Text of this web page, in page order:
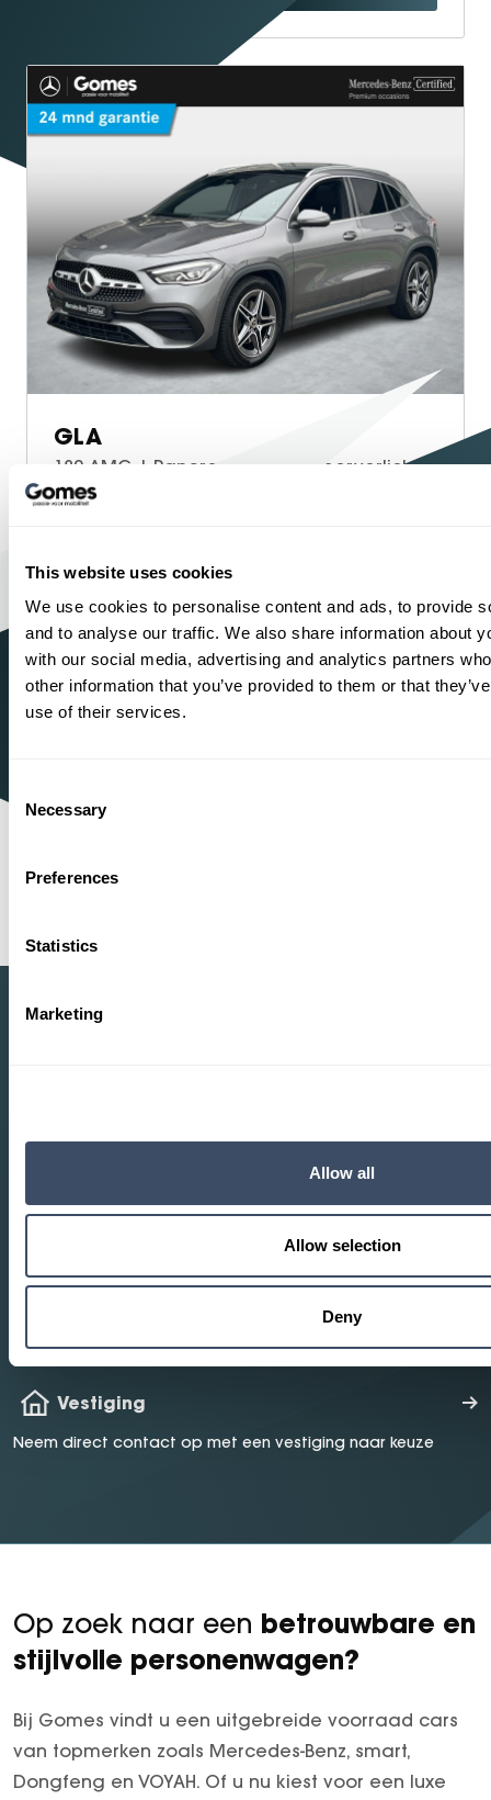
This website uses cookies
We use cookies to personalise content and ads, to provide
and to analyse our traffic. We also share information about
with our social media, advertising and analytics partners
other information that you’ve provided to them or that
use of their services.
Selection
Necessary
Preferences
Statistics
Marketing
Allow all
Allow selection
Deny
GLA
180 AMG | Panoramadak | Sfeerverlichting
Bouwjaar
Proefrit
Bekijken
Sinds1934
One-Stop-
1
Maak een proefrit in één van onze modellen
Mail ons
Vestiging
Neem direct contact op met een vestiging naar keuze
Op zoek naar een betrouwbare en
stijlvolle personenwagen?
Bij Gomes vindt u een uitgebreide voorraad cars
van topmerken zoals Mercedes-Benz, smart,
Dongfeng en VOYAH. Of u nu kiest voor een luxe